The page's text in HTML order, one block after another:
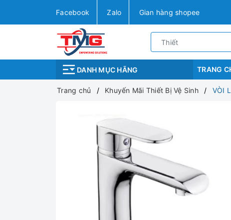
Facebook Zalo Gian hàng shopee
DANH MỤC HÃNG TRANG
Trang chủ Khuyến Mãi Thiết Bị Vệ Sinh VÒI